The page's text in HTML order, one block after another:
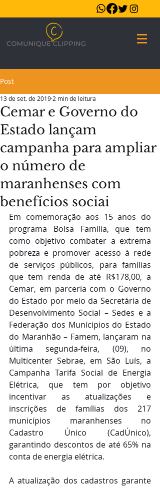
Post
Cemar e Governo do
Estado lançam
campanha para ampliar
o número de
maranhenses com
benefícios sociai
13 de set. de 2019 2 min de leitura
Em comemoração aos 15 anos do
programa Bolsa Família, que tem
como objetivo combater a extrema
pobreza e promover acesso à rede
de serviços públicos, para famílias
que tem renda de até R$178,00, a
Cemar, em parceria com o Governo
do Estado por meio da Secretária de
Desenvolvimento Social – Sedes e a
Federação dos Munícipios do Estado
do Maranhão – Famem, lançaram na
última segunda-feira, (09), no
Multicenter Sebrae, em São Luís, a
Campanha Tarifa Social de Energia
Elétrica, que tem por objetivo
incentivar as atualizações e
inscrições de famílias dos 217
municípios maranhenses no
Cadastro Único (CadÚnico),
garantindo descontos de até 65% na
conta de energia elétrica.
A atualização dos cadastros garante